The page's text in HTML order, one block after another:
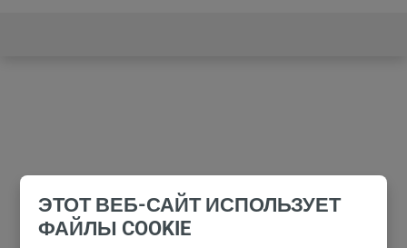
ЭТОТ ВЕБ-САЙТ ИСПОЛЬЗУЕТ
ФАЙЛЫ COOKIE